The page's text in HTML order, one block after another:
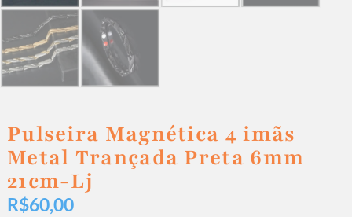
Pulseira Magnética 4 imãs
Metal Trançada Preta 6mm
21cm-Lj
R$60,00